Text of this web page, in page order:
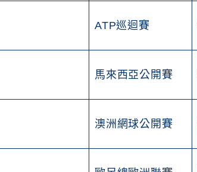
ATP巡迴賽
馬來西亞公開賽
澳洲網球公開賽